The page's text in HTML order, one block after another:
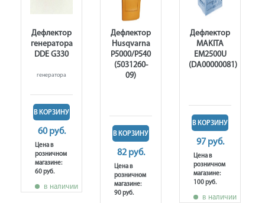
Дефлектор
генератора
DDE G330
генератора
В КОРЗИНУ
60 руб.
Цена в
розничном
магазине:
60 руб.
в наличии
Дефлектор
Husqvarna
P5000/P540
(5031260-
09)
В КОРЗИНУ
82 руб.
Цена в
розничном
магазине:
90 руб.
Дефлектор
MAKITA
EM2500U
(DA00000081)
В КОРЗИНУ
97 руб.
Цена в
розничном
магазине:
100 руб.
в наличии